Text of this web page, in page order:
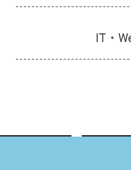
IT・